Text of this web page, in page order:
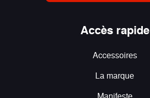
Accès rapide
Accessoires
La marque